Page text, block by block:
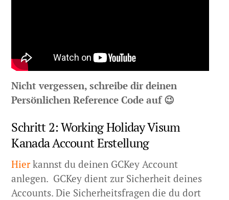
Nicht vergessen, schreibe dir deinen
Persönlichen Reference Code auf 😉
Schritt 2: Working Holiday Visum
Kanada Account Erstellung
Hierkannst du deinen GCKey Account
anlegen. GCKey dient zur Sicherheit deines
Accounts. Die Sicherheitsfragen die du dort